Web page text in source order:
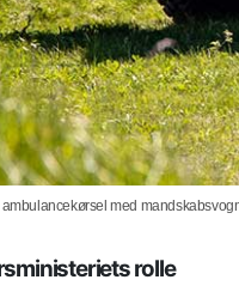
med
rolle